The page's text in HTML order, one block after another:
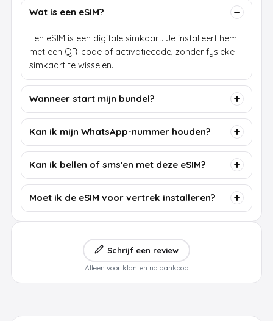
Wat is een eSIM?
Een eSIM is een digitale simkaart. Je installeert hem
met een QR-code of activatiecode, zonder fysieke
simkaart te wisselen.
Wanneer start mijn bundel?
Kan ik mijn WhatsApp-nummer houden?
Kan ik bellen of sms'en met deze eSIM?
Moet ik de eSIM voor vertrek installeren?
Schrijf een review
Alleen voor klanten na aankoop